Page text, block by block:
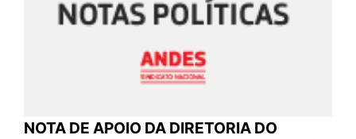
NOTA DE APOIO DA DIRETORIA DO